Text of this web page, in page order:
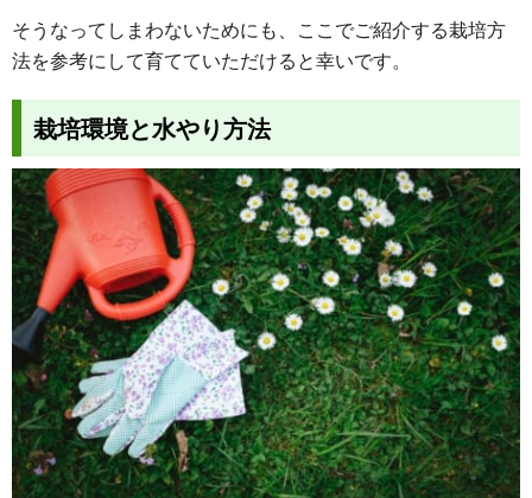
そうなってしまわないためにも、ここでご紹介する栽培方
法を参考にして育てていただけると幸いです。
栽培環境と水やり方法